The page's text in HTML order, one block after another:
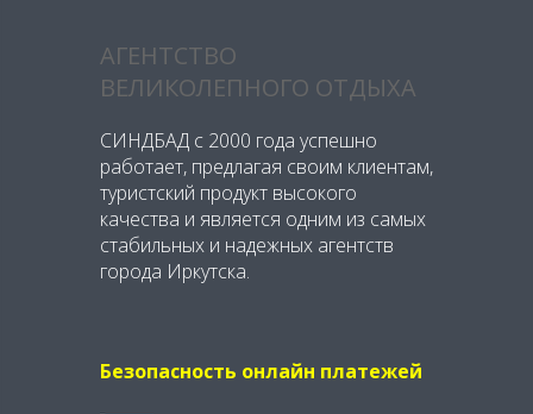
АГЕНТСТВО
ВЕЛИКОЛЕПНОГО ОТДЫХА
СИНДБАД с 2000 года успешно
работает, предлагая своим клиентам,
туристский продукт высокого
качества и является одним из самых
стабильных и надежных агентств
города Иркутска.
Безопасность онлайн платежей